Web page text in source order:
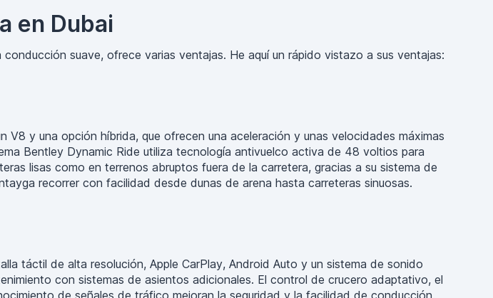
en Dubai
suave, ofrece varias ventajas. He aquí un rápido vistazo a sus ventajas:
y una opción híbrida, que ofrecen una aceleración y unas velocidades máximas
Bentley Dynamic Ride utiliza tecnología antivuelco activa de 48 voltios para
lisas como en terrenos abruptos fuera de la carretera, gracias a su sistema de
recorrer con facilidad desde dunas de arena hasta carreteras sinuosas.
táctil de alta resolución, Apple CarPlay, Android Auto y un sistema de sonido
con sistemas de asientos adicionales. El control de crucero adaptativo, el
de señales de tráfico mejoran la seguridad y la facilidad de conducción.